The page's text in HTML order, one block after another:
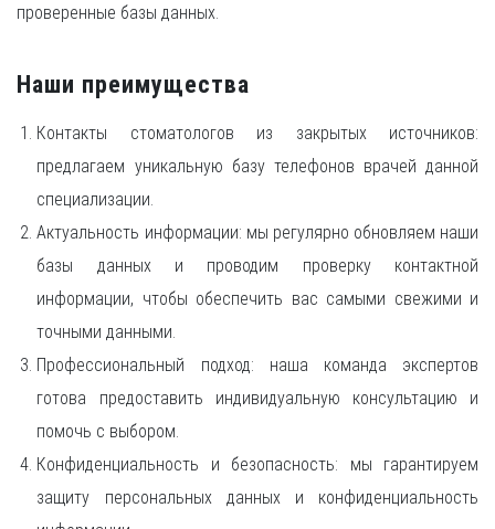
проверенные базы данных.
Наши преимущества
Контакты стоматологов из закрытых источников:
предлагаем уникальную базу телефонов врачей данной
специализации.
Актуальность информации: мы регулярно обновляем наши
базы данных и проводим проверку контактной
информации, чтобы обеспечить вас самыми свежими и
точными данными.
Профессиональный подход: наша команда экспертов
готова предоставить индивидуальную консультацию и
помочь с выбором.
Конфиденциальность и безопасность: мы гарантируем
защиту персональных данных и конфиденциальность